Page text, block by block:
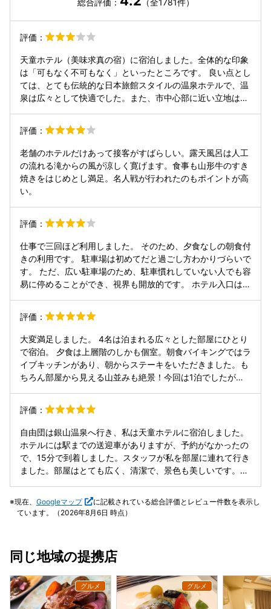
総合評価： （全1781件）
評価：
天童ホテル（美味求真の宿）に宿泊しました。全体的な印象
は「可もなく不可もなく」といったところです。 良い点とし
ては、とても伝統的な日本旅館スタイルの温泉ホテルで、温
泉は広々として快適でした。また、市中心部に近い立地は非
食事は期待ほどではありませんでした。夕食はすき焼き以外
に特に印象に残る料理はなく、朝食のビュッフェも品数や内
容はごく普通でした。また、サービス面では他の宿泊施設と
比較すると改善の余地があると感じました。 総合的には、温
泉と立地を重視する方には悪くない選択肢だと思いますが、
お食事やサービスに高い期待をされる方は、少し考えたほう
評価：
老舗のホテルだけあって接客がすばらしい。露天風呂は人工
の流れる滝からの風が涼しく寛げます。食事も山形牛のすき
焼きをはじめとし満足。名人戦が行われたのもポイントが高
い。
評価：
仕事で三回ほど利用しました。 そのため、夕食なしの朝食付
きの利用です。 駐車場は初めてだと過ごし方わかりづらいで
す。 ただ、広い駐車場のため、駐車慣れしていない人でも容
易に停めることができ、視界も開放的です。 ホテル入口はお
は、心地いいです。 ウェルカムドリンクのサービスは一階の
ロビーとなり、ソフトクリームもあります。奥さんには嬉し
い。玉こんにゃくは大人も子供も大満足の逸品。 私は、利用
していませんが、駄菓子のコーナーが一階の宴会場へ向かう
場所にありました。確認すればよかった。。。 大浴場は地
下。広い浴場には、壁面に25前後の洗い場。中央に大きな湯
船と窓の向こうには滝が望める露天も。 温度もちょうどよ
かったです。 お部屋は畳の和室とベッドが置いてある洋室。
ド？のタイプもあるのかな？お子さんいても良さそう！と、
定かではないけど、そんな感想を持ちました。 朝食はライブ
キッチンもあり、ステーキはおかわりしちゃいました！朝か
ら肉！いいですね。おすすめです。お米はつや姫。つやっつ
やで水加減もよく、おかわりしたいキモチを抑えるのが大変
でした笑 おかずも種類豊富で、和洋中と清潔な広々とした空
間に整然と並べてありましたぁ。 迷うけど、私は、焼き魚や
保され、ごちゃごちゃした感じもなく、とても過ごしやすい
空間です。 今回オール4なのですが、施設を余すことなく利
用できたわけではないのと、夕食をまだ頂いたことがないた
め、控えめの評価です。 お写真。。。なにもかも撮り忘れて
しまい、無念。
評価：
大変満足しました。 4名は泊まれる広々とした部屋にひとり
で宿泊。 夕食は上層階のしかも個室。朝食バイキングではラ
イブキッチンがあり、朝からステーキをいただきました。も
ちろん部屋から見える山並みも絶景！今回は1泊でしたが次
評価：
自由団は銀山温泉へ行き、私は天童ホテルに宿泊しました。
ホテルには駅までの送迎車がありますが、予約がなかったの
で、15分で到着しました。スタッフが私を部屋に連れて行き
ました。部屋はとても広く、清潔で、景色も美しいです。夕
す。地下階の大浴場には、屋内外のエリアとサウナがありま
す。朝食は3階にあり、食べ物がたくさんあり、味もすべて
現在、 Googleマップ
に記載されている総合評価とレビュー件数を表示し
ています。（2026年8月6日 時点）
同じ地域の提携店